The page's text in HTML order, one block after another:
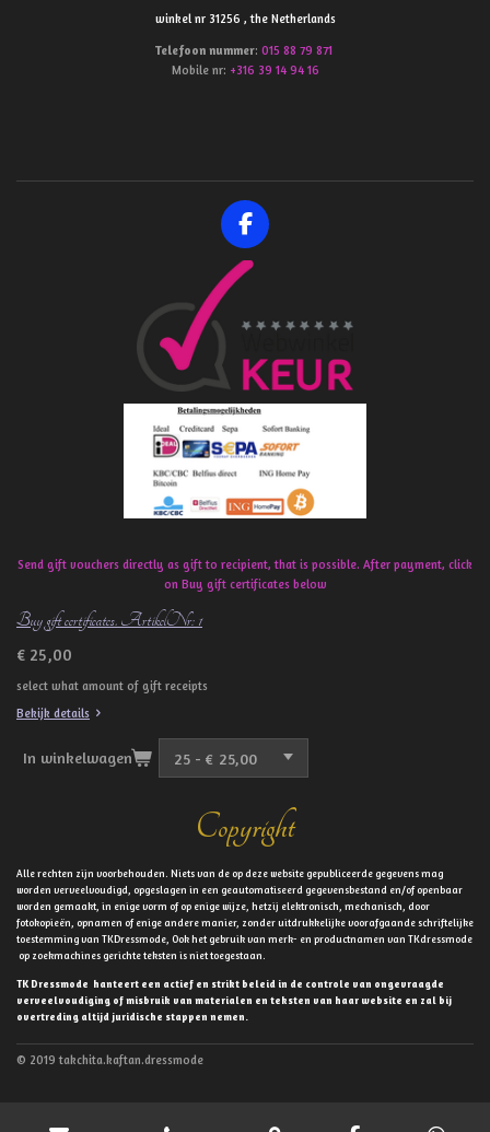
winkel nr 31256 , the Netherlands
Telefoon nummer: 015 88 79 871
Mobile nr: +316 39 14 94 16
F
a
c
b
o
k
Send gift vouchers directly as gift to recipient, that is possible. After payment, click
on Buy gift certificates below
Buy gift certificates. ArtikelNr: 1
€ 25,00
select what amount of gift receipts
Bekijk details
In winkelwagen
Copyright
Alle rechten zijn voorbehouden. Niets van de op deze website gepubliceerde gegevens mag
worden verveelvoudigd, opgeslagen in een geautomatiseerd gegevensbestand en/of openbaar
worden gemaakt, in enige vorm of op enige wijze, hetzij elektronisch, mechanisch, door
fotokopieën, opnamen of enige andere manier, zonder uitdrukkelijke voorafgaande schriftelijke
toestemming van TKDressmode, Ook het gebruik van merk- en productnamen van TKdressmode
op zoekmachines gerichte teksten is niet toegestaan.
TK Dressmode hanteert een actief en strikt beleid in de controle van ongevraagde
verveelvoudiging of misbruik van materialen en teksten van haar website en zal bij
overtreding altijd juridische stappen nemen.
© 2019 takchita.kaftan.dressmode